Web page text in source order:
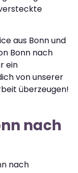
aus Bonn und
Bonn nach
ein
von unserer
überzeugen!
nach
nach